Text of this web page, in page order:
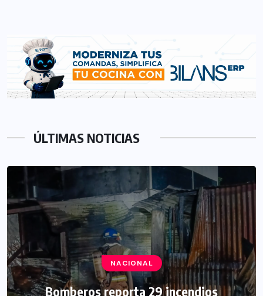
ÚLTIMAS NOTICIAS
NACIONAL
Bomberos reporta 29 incendios